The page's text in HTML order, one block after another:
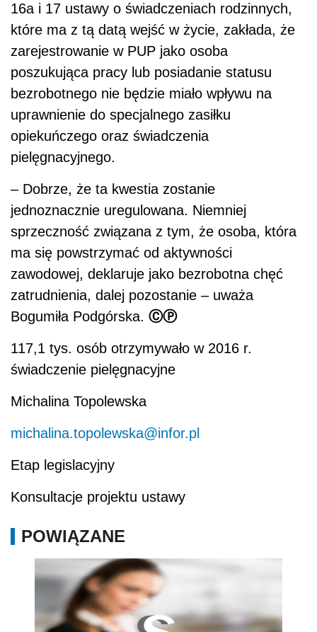
16a i 17 ustawy o świadczeniach rodzinnych,
które ma z tą datą wejść w życie, zakłada, że
zarejestrowanie w PUP jako osoba
poszukująca pracy lub posiadanie statusu
bezrobotnego nie będzie miało wpływu na
uprawnienie do specjalnego zasiłku
opiekuńczego oraz świadczenia
pielęgnacyjnego.
– Dobrze, że ta kwestia zostanie
jednoznacznie uregulowana. Niemniej
sprzeczność związana z tym, że osoba, która
ma się powstrzymać od aktywności
zawodowej, deklaruje jako bezrobotna chęć
zatrudnienia, dalej pozostanie – uważa
Bogumiła Podgórska. ⒸⓅ
117,1 tys. osób otrzymywało w 2016 r.
świadczenie pielęgnacyjne
Michalina Topolewska
michalina.topolewska@infor.pl
Etap legislacyjny
Konsultacje projektu ustawy
POWIĄZANE